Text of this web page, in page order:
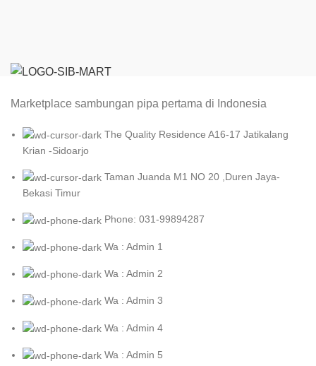
Marketplace sambungan pipa pertama di Indonesia
The Quality Residence A16-17 Jatikalang
Krian -Sidoarjo
Taman Juanda M1 NO 20 ,Duren Jaya-
Bekasi Timur
Phone: 031-99894287
Wa : Admin 1
Wa : Admin 2
Wa : Admin 3
Wa : Admin 4
Wa : Admin 5